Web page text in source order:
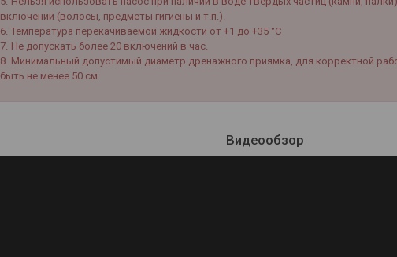
включений (волосы, предметы гигиены и т.п.).
Температура перекачиваемой жидкости от +1 до +35 °С
Не допускать более 20 включений в час.
Минимальный допустимый диаметр дренажного приямка, для корректной
быть не менее 50 см
Видеообзор